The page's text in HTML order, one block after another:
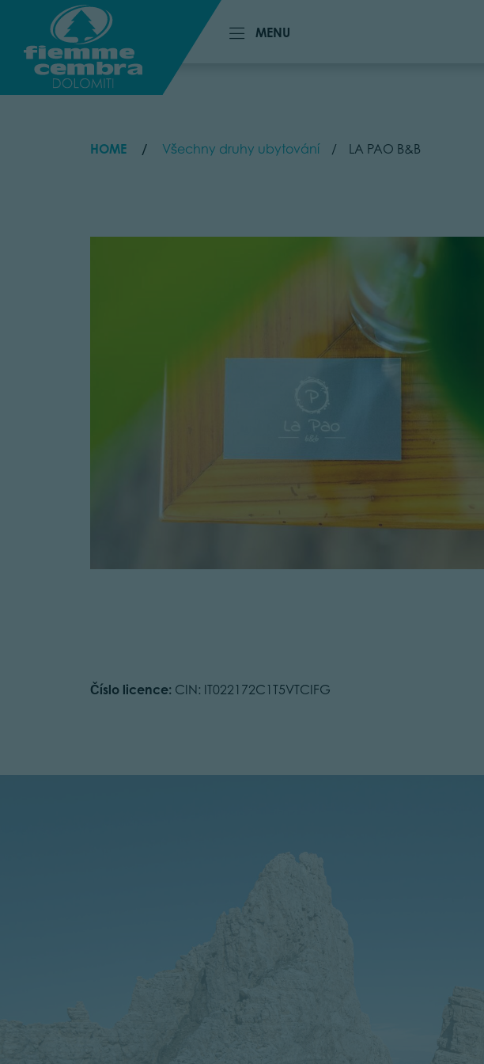
MENU
MENU
HOME Všechny druhy ubytování LA PAO B&B
Číslo licence: CIN: IT022172C1T5VTCIFG